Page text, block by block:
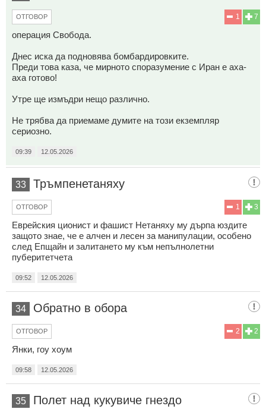
7
1
ОТГОВОР
операция Свобода.
Днес иска да подновява бомбардировките.
Преди това каза, че мирното споразумение с Иран е аха-
аха готово!
Утре ще измъдри нещо различно.
Не трябва да приемаме думите на този екземпляр
сериозно.
09:39 12.05.2026
33 Тръмпенетаняху
3
1
ОТГОВОР
Еврейския ционист и фашист Нетаняху му дърпа юздите
защото знае, че е алчен и лесен за манипулации, особено
след Епщайн и залитането му към непълнолетни
пуберитетчета
09:52 12.05.2026
34 Обратно в обора
2
2
ОТГОВОР
Янки, гоу хоум
09:58 12.05.2026
35 Полет над кукувиче гнездо